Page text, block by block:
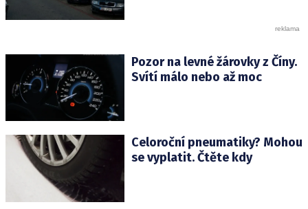
Pozor na levné žárovky z Číny.
Svítí málo nebo až moc
Celoroční pneumatiky? Mohou
se vyplatit. Čtěte kdy